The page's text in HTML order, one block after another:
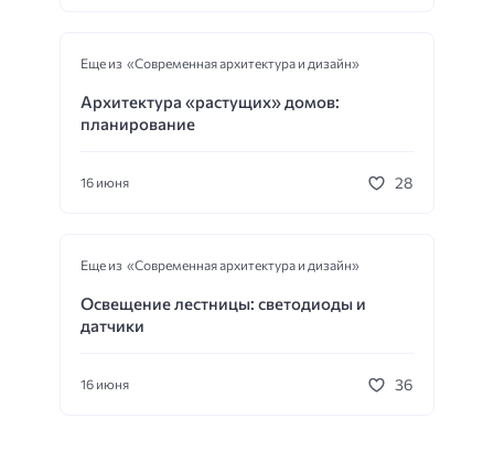
Еще из «Современная архитектура и дизайн»
Архитектура «растущих» домов:
планирование
16 июня 28
Еще из «Современная архитектура и дизайн»
Освещение лестницы: светодиоды и
датчики
16 июня 36